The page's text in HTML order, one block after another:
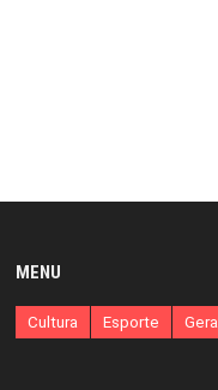
MENU
Cultura Esporte Geral